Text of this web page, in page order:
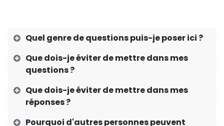
Quel genre de questions puis-je poser ici ?
Que dois-je éviter de mettre dans mes
questions ?
Que dois-je éviter de mettre dans mes
réponses ?
Pourquoi d'autres personnes peuvent